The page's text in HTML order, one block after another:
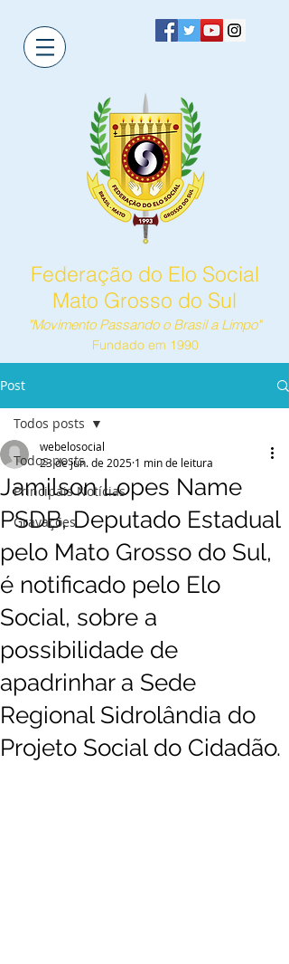
Federação do Elo Social
Mato Grosso do Sul
"Movimento Passando o Brasil a Limpo"
Fundado em 1990
Post
Todos posts
Principais Notícias
Gravações
Todos posts
Jamilson Lopes Name
PSDB, Deputado Estadual
pelo Mato Grosso do Sul,
é notificado pelo Elo
Social, sobre a
possibilidade de
apadrinhar a Sede
Regional Sidrolândia do
Projeto Social do Cidadão.
webelosocial
23 de jun. de 2025 1 min de leitura